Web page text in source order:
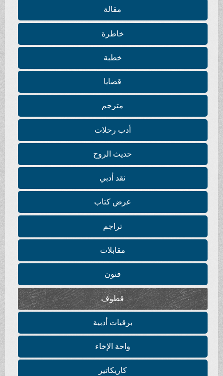
مقالة
خاطرة
خطبة
قضايا
مترجم
أدب رحلات
حديث الروح
نقد أدبي
عرض كتاب
تراجم
مقابلات
فنون
قطوف
برقيات أدبية
واحة الإخاء
كاريكاتير